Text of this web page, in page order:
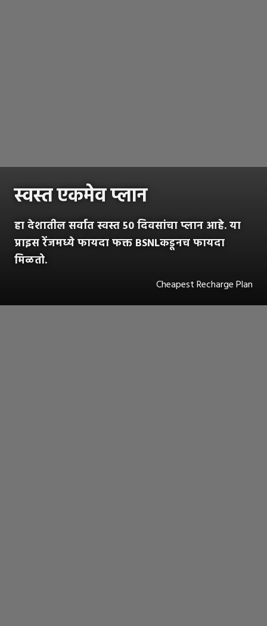
स्वस्त एकमेव प्लान
हा देशातील सर्वात स्वस्त 50 दिवसांचा प्लान आहे. या
प्राइस रेंजमध्ये फायदा फक्त BSNLकडूनच फायदा
मिळतो.
Cheapest Recharge Plan